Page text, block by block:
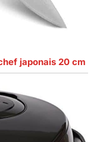
japonais 20 cm